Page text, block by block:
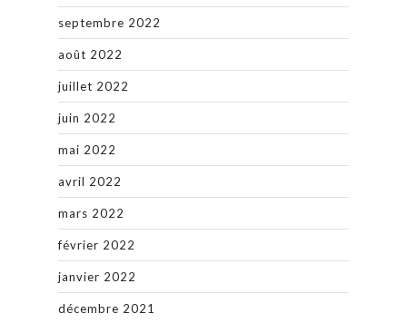
septembre 2022
août 2022
juillet 2022
juin 2022
mai 2022
avril 2022
mars 2022
février 2022
janvier 2022
décembre 2021